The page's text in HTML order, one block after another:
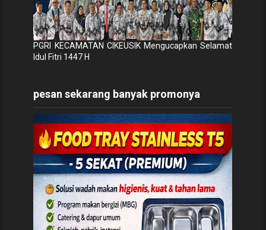
PGRI KECAMATAN CIKEUSIK Mengucapkan Selamat
Idul Fitri 1447 H
pesan sekarang banyak promonya